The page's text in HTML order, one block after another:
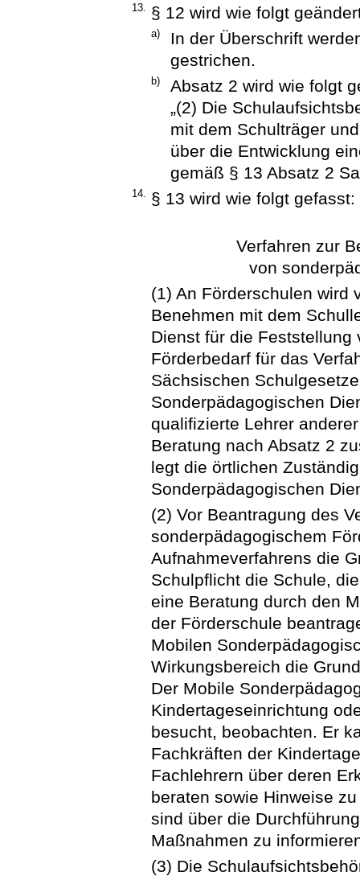
13. § 12 wird wie folgt
a)
In der Überschrift
gestrichen.
b)
Absatz 2 wird wie folgt
„(2) Die
mit dem Schulträger
über die Entwicklung
gemäß § 13 Absatz 2
14. § 13 wird wie folgt gefasst:
Verfahren zur
von
(1) An Förderschulen wird
Benehmen mit dem
Dienst für die
Förderbedarf für das
Sächsischen
Sonderpädagogischen
qualifizierte Lehrer
Beratung nach Absatz 2
legt die örtlichen
Sonderpädagogischen
(2) Vor Beantragung des
sonderpädagogischem
Aufnahmeverfahrens die
Schulpflicht die Schule,
eine Beratung durch den
der Förderschule
Mobilen
Wirkungsbereich die
Der Mobile
Kindertageseinrichtung
besucht, beobachten. Er
Fachkräften der
Fachlehrern über deren
beraten sowie Hinweise
sind über die
Maßnahmen zu
(3) Die